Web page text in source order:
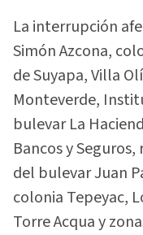
La interrupción
Simón Azcona,
de Suyapa, Villa
Monteverde,
bulevar La
Bancos y
del bulevar Juan
colonia Tepeyac,
Torre Acqua y